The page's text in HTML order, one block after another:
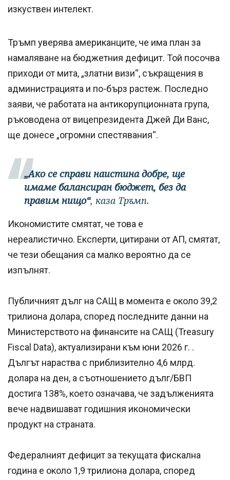
изкуствен интелект.
Тръмп уверява американците, че има план за
намаляване на бюджетния дефицит. Той посочва
приходи от мита, „златни визи“, съкращения в
администрацията и по-бърз растеж. Последно
заяви, че работата на антикорупционната група,
ръководена от вицепрезидента Джей Ди Ванс,
ще донесе „огромни спестявания“.
„Ако се справи наистина добре, ще
имаме балансиран бюджет, без да
правим нищо“, каза Тръмп.
Икономистите смятат, че това е
нереалистично. Експерти, цитирани от AП, смятат,
че тези обещания са малко вероятно да се
изпълнят.
Публичният дълг на САЩ в момента е около 39,2
трилиона долара, според последните данни на
Министерството на финансите на САЩ (Treasury
Fiscal Data), актуализирани към юни 2026 г. .
Дългът нараства с приблизително 4,6 млрд.
долара на ден, а съотношението дълг/БВП
достига 138%, което означава, че задълженията
вече надвишават годишния икономически
продукт на страната.
Федералният дефицит за текущата фискална
година е около 1,9 трилиона долара, според